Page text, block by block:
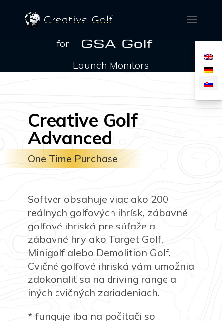
for
Launch Monitors
Creative Golf
Advanced
One Time Purchase
Softvér obsahuje viac ako 200
reálnych golfových ihrísk, zábavné
golfové ihriská pre súťaže a
zábavné hry ako Target Golf,
Minigolf alebo Demolition Golf.
Cvičné golfové ihriská vám umožnia
zdokonaliť sa na driving range a
iných cvičných zariadeniach.
* funguje iba na počítači so